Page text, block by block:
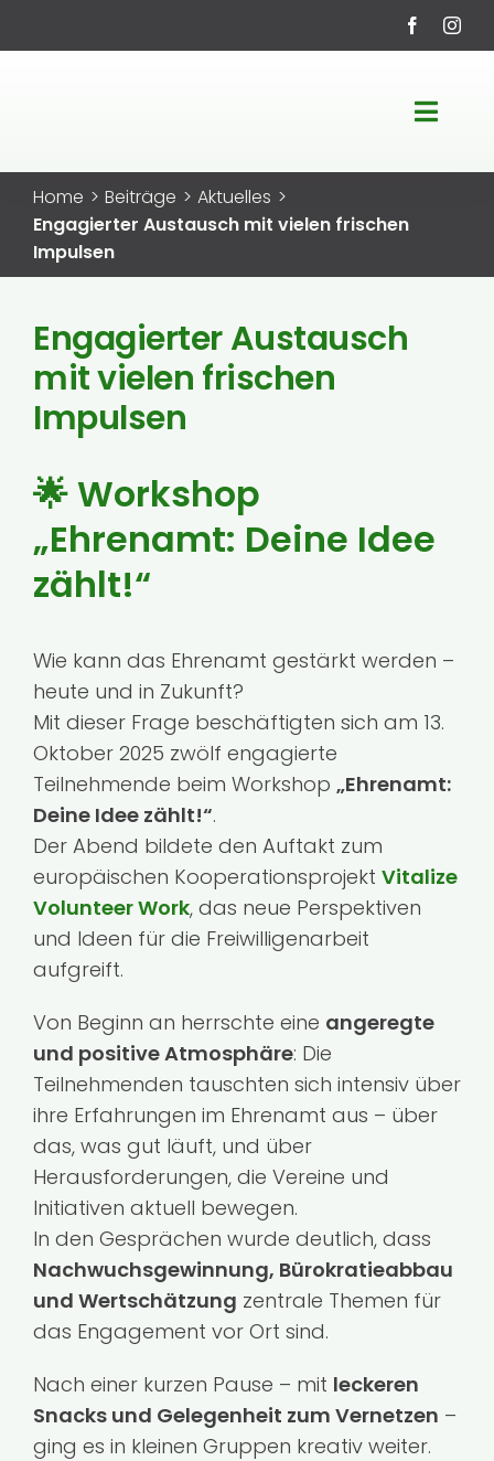
Inhalt
Toggle
Startseite
Fördermöglichkeiten
Projekte
Kontakt
Home Beiträge
Aktuelles
Engagierter Austausch mit vielen frischen
Impulsen
Engagierter Austausch
mit vielen frischen
Impulsen
🌟 Workshop
„Ehrenamt: Deine Idee
zählt!“
Wie kann das Ehrenamt gestärkt werden –
heute und in Zukunft?
Mit dieser Frage beschäftigten sich am 13.
Oktober 2025 zwölf engagierte
Teilnehmende beim Workshop „Ehrenamt:
Deine Idee zählt!“.
Der Abend bildete den Auftakt zum
europäischen Kooperationsprojekt Vitalize
Volunteer Work, das neue Perspektiven
und Ideen für die Freiwilligenarbeit
aufgreift.
Von Beginn an herrschte eine angeregte
und positive Atmosphäre: Die
Teilnehmenden tauschten sich intensiv über
ihre Erfahrungen im Ehrenamt aus – über
das, was gut läuft, und über
Herausforderungen, die Vereine und
Initiativen aktuell bewegen.
In den Gesprächen wurde deutlich, dass
Nachwuchsgewinnung, Bürokratieabbau
und Wertschätzung zentrale Themen für
das Engagement vor Ort sind.
Nach einer kurzen Pause – mit leckeren
Snacks und Gelegenheit zum Vernetzen –
ging es in kleinen Gruppen kreativ weiter.